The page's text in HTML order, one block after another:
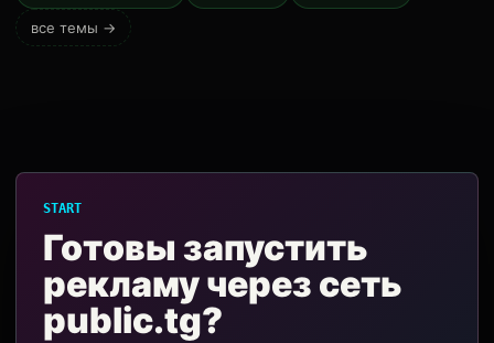
все темы →
START
Готовы запустить
рекламу через сеть
public.tg?